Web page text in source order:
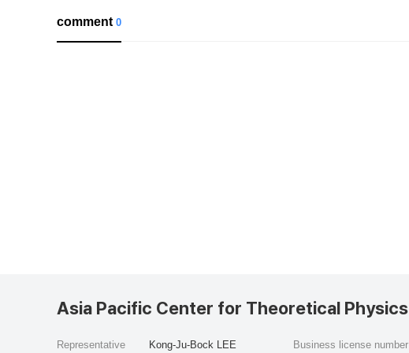
comment0
Asia Pacific Center for Theoretical Physics
Representative Kong-Ju-Bock LEE Business license number